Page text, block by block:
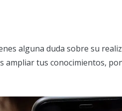
alguna duda sobre su
tus conocimientos,